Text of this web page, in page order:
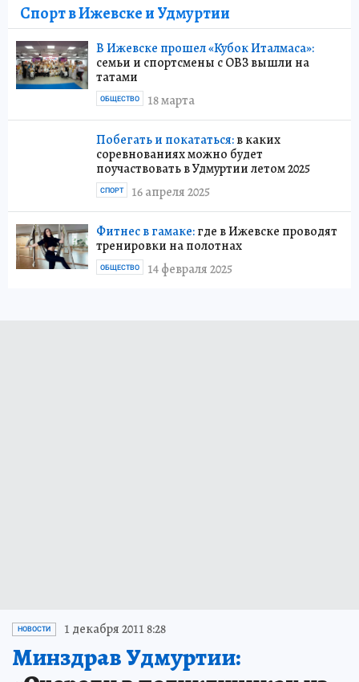
Спорт в Ижевске и Удмуртии
В Ижевске прошел «Кубок Италмаса»:
семьи и спортсмены с ОВЗ вышли на
татами
18 марта
ОБЩЕСТВО
Побегать и покататься:в каких
соревнованиях можно будет
поучаствовать в Удмуртии летом 2025
16 апреля 2025
СПОРТ
Фитнес в гамаке:где в Ижевске проводят
тренировки на полотнах
14 февраля 2025
ОБЩЕСТВО
НОВОСТИ 1 декабря 2011 8:28
Минздрав Удмуртии: